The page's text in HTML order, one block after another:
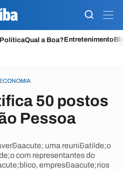
PolíticaQual a Boa?Entretenimento
ECONOMIA
50 postos
Pessoa
uma reuni&atilde;o
com representantes do
empres&aacute;rios